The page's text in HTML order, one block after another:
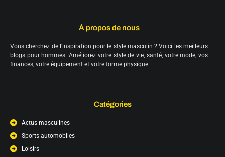
À propos de nous
Vous cherchez de l’inspiration pour le style masculin ? Voici les meilleurs
blogs pour hommes. Améliorez votre style de vie, santé, votre mode, vos
finances, votre équipement et votre forme physique.
Catégories
Actus masculines
Sports automobiles
Loisirs